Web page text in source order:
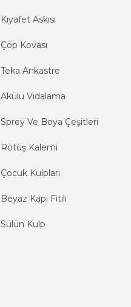
Kıyafet Askısı
Çöp Kovası
Teka Ankastre
Akülü Vidalama
Sprey Ve Boya Çeşitleri
Rötüş Kalemi
Çocuk Kulpları
Beyaz Kapı Fitili
Sülün Kulp